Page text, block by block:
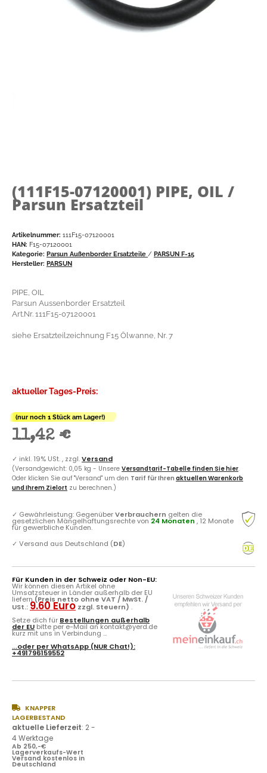
(111F15-07120001) PIPE, OIL /
Parsun Ersatzteil
Artikelnummer: 111F15-07120001
HAN: F15-07120001
Kategorie: Parsun Außenborder Ersatzteile / PARSUN F-15
Hersteller: PARSUN
PIPE, OIL
Parsun Aussenborder Ersatzteil
Art.Nr. 111F15-07120001
siehe Ersatzteilzeichnung F15 Ölwanne, Nr. 7
aktueller Tages-Preis:
(nur noch 1 Stück am Lager!)
11,42 €
✓ inkl. 19% USt. , zzgl.Versand
(Versandgewicht: 0,05 kg - Unsere Versandtarif-Tabelle finden Sie hier.
Oder klicken Sie auf "Versand" um den Tarif für Ihren aktuellen Warenkorb
und Ihrem Zielort zu berechnen.)
✓ Gewährleistung: GegenüberVerbrauchern gelten die
gesetzlichen Mängelhaftungsrechte von 24 Monaten , 12 Monate
für gewerbliche Kunden.
✓ Versand aus Deutschland (DE)
Für Kunden in der Schweiz oder Non-EU:
Wir können diesen Artikel ohne
Umsatzsteuer in Länder außerhalb der EU
liefern(Preis netto ohne VAT / MwSt. /
USt.: 9.60 Euro zzgl. Steuern) .
Setze dich für Bestellungen außerhalb
der EU bitte per e-Mail an kontakt@yerd.de
kurz mit uns in Verbindung ...
...oder perWhatsApp (NUR Chat!):
+491796159552
KNAPPER
LAGERBESTAND
aktuelle Lieferzeit: 2 -
4 Werktage
Ab 250,-€
Lagerverkaufs-Wert
Versand kostenlos in
Deutschland